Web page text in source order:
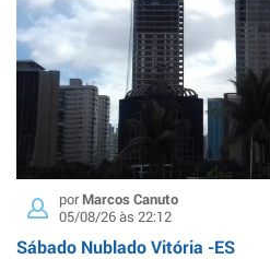
porMarcos Canuto
05/08/26 às 22:12
Sábado Nublado Vitória -ES